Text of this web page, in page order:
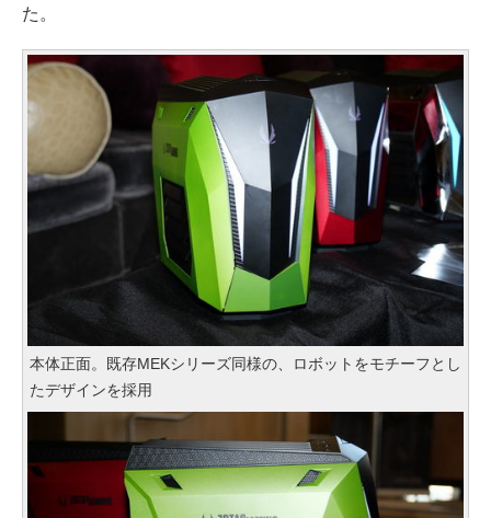
た。
本体正面。既存MEKシリーズ同様の、ロボットをモチーフとし
たデザインを採用